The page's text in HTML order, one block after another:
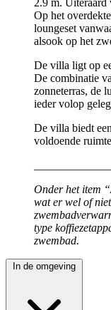
Op het
loungeset
alsook op het
De villa ligt op
De combinatie
zonneterras, de
ieder volop
De villa biedt
voldoende
Onder het item
wat er wel of
type
zwembad.